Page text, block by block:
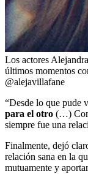
Los actores
últimos momentos
@alejavillafane
“Desde lo que pude
para el otro (…)
siempre fue una
Finalmente, dejó
relación sana en la
mutuamente y